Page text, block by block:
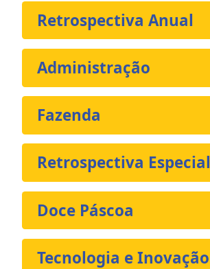
Retrospectiva Anual
Administração
Fazenda
Retrospectiva Especial
Doce Páscoa
Tecnologia e Inovação